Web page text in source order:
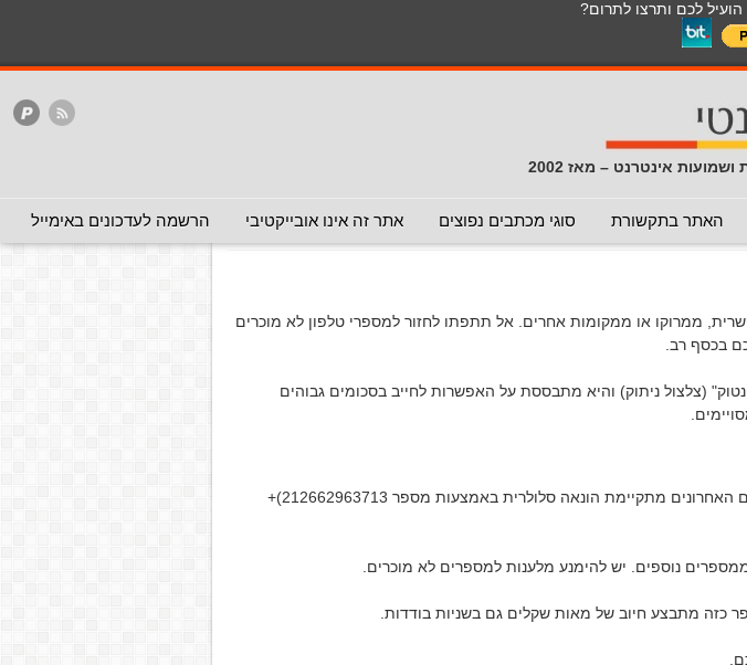
לכם ותרצו לתרום?
אינטרנט – מאז 2002
האתר בתקשורת סוגי מכתבים נפוצים אתר זה אינו אובייקטיבי הרשמה לעדכונים באימייל
נגיף הקורונה
מכתבים נפוצים המלצה - לא להעביר המלצה - אפשר להעביר
המלצה - לכאן ולכאן
- אפשר להעביר/הונאה סלולרית ממרוקו
ממרוקו או ממקומות אחרים. אל תתפתו לחזור למספרי טלפון לא מוכרים
בכסף רב.
(צלצול ניתוק) והיא מתבססת על האפשרות לחייב בסכומים גבוהים
תשומת ליבכם כי בימים האחרונים מתקיימת הונאה סלולרית באמצעות מספר 212662963713)+
נוספים. יש להימנע מלענות למספרים לא מוכרים.
כזה מתבצע חיוב של מאות שקלים גם בשניות בודדות.